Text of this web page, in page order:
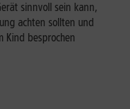
sinnvoll sein kann,
achten sollten und
Kind besprochen